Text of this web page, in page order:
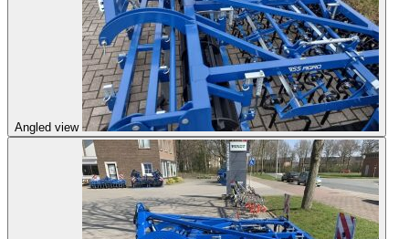
Angled view